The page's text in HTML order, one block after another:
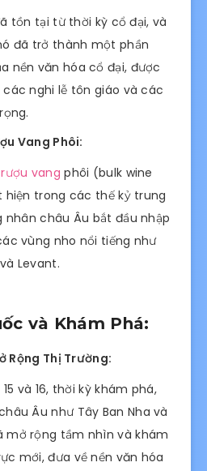
tồn tại từ thời kỳ cổ đại, và
đã trở thành một phần
nền văn hóa cổ đại, được
nghi lễ tôn giáo và các
Vang Phôi:
rượu vang phôi (bulk wine
hiện trong các thế kỷ trung
nhân châu Âu bắt đầu nhập
vùng nho nổi tiếng như
Levant.
và Khám Phá:
Rộng Thị Trường:
và 16, thời kỳ khám phá,
Âu như Tây Ban Nha và
mở rộng tầm nhìn và khám
mới, đưa về nền văn hóa